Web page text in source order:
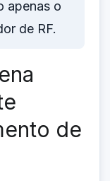
apenas o
de RF.
de